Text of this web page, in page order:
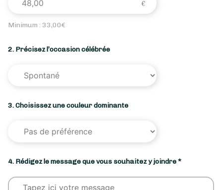
Minimum : 33,00€
2. Précisez l’occasion célébrée
3. Choisissez une couleur dominante
4. Rédigez le message que vous souhaitez y joindre *